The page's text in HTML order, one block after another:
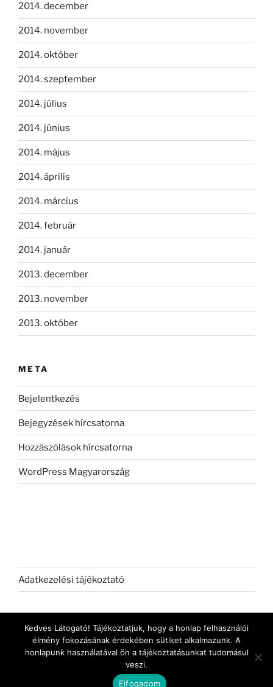
2014. december
2014. november
2014. október
2014. szeptember
2014. július
2014. június
2014. május
2014. április
2014. március
2014. február
2014. január
2013. december
2013. november
2013. október
META
Bejelentkezés
Bejegyzések hírcsatorna
Hozzászólások hírcsatorna
WordPress Magyarország
Adatkezelési tájékoztató
Kedves Látogató! Tájékoztatjuk, hogy a honlap felhasználói
élmény fokozásának érdekében sütiket alkalmazunk. A
honlapunk használatával ön a tájékoztatásunkat tudomásul
veszi.
Elfogadom